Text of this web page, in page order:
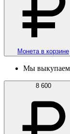
Монета в корзине
Мы
8 600